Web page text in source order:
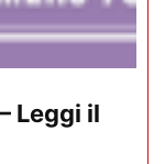
Leggi il